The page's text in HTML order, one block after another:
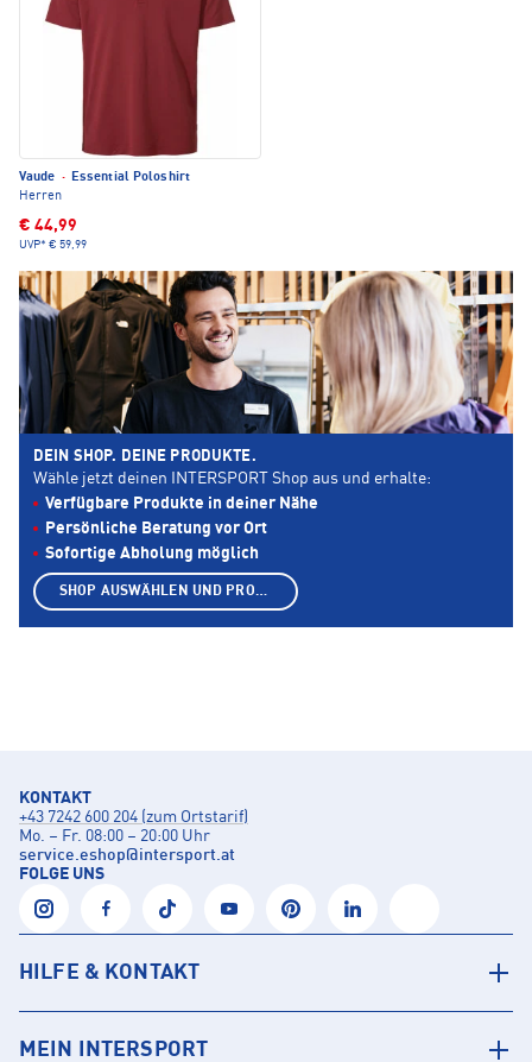
Vaude ·
Essential Poloshirt
Herren
€ 44,99
UVP* € 59,99
DEIN SHOP. DEINE PRODUKTE.
Wähle jetzt deinen INTERSPORT Shop aus und erhalte:
Verfügbare Produkte in deiner Nähe
Persönliche Beratung vor Ort
Sofortige Abholung möglich
SHOP AUSWÄHLEN UND PRODUKTE ANZEIGEN
KONTAKT
+43 7242 600 204 (zum Ortstarif)
Mo. – Fr. 08:00 – 20:00 Uhr
service.eshop@intersport.at
FOLGE UNS
HILFE & KONTAKT
MEIN INTERSPORT